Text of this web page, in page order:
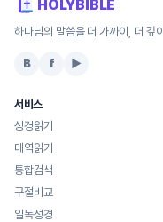
HOLYBIBLE
하나님의 말씀을 더 가까이, 더 깊이
B f ▶
서비스
성경읽기
대역읽기
통합검색
구절비교
일독성경